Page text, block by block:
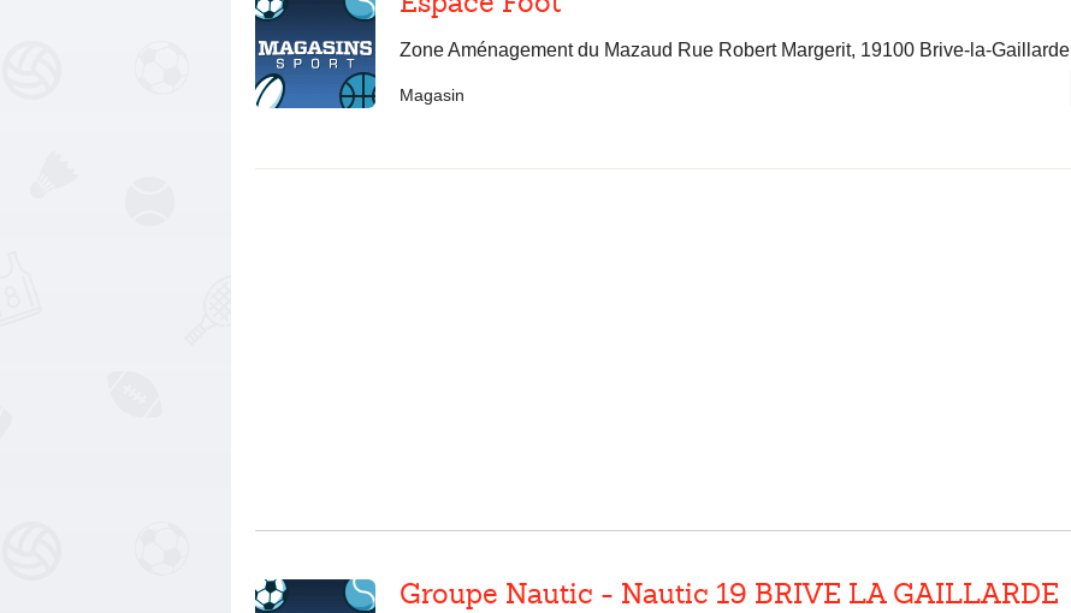
Zone Aménagement du Mazaud Rue Robert Margerit, 19100 Brive-la-Gaillarde
Magasin
Groupe Nautic - Nautic 19 BRIVE LA GAILLARDE